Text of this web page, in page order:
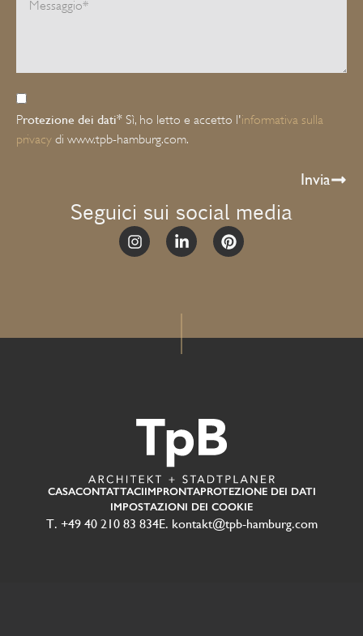
Protezione dei dati* Sì, ho letto e accetto l'informativa sulla
privacy di www.tpb-hamburg.com.
Invia
Alternative:Seguici sui social media
CASACONTATTACIIMPRONTAPROTEZIONE DEI DATI
IMPOSTAZIONI DEI COOKIE
T. +49 40 210 83 834E. kontakt@tpb-hamburg.com